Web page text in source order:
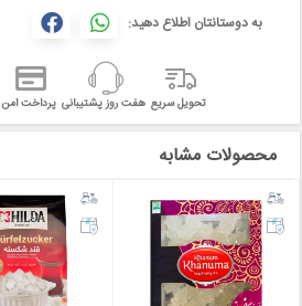
به دوستانتان اطلاع دهید:
تحویل سریع هفت روز پشتیبانی پرداخت امن
محصولات مشابه